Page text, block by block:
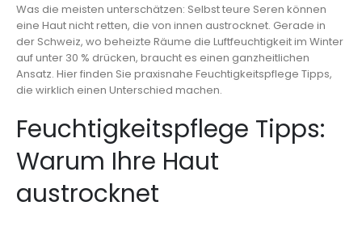
Was die meisten unterschätzen: Selbst teure Seren können
eine Haut nicht retten, die von innen austrocknet. Gerade in
der Schweiz, wo beheizte Räume die Luftfeuchtigkeit im Winter
auf unter 30 % drücken, braucht es einen ganzheitlichen
Ansatz. Hier finden Sie praxisnahe Feuchtigkeitspflege Tipps,
die wirklich einen Unterschied machen.
Feuchtigkeitspflege Tipps:
Warum Ihre Haut
austrocknet